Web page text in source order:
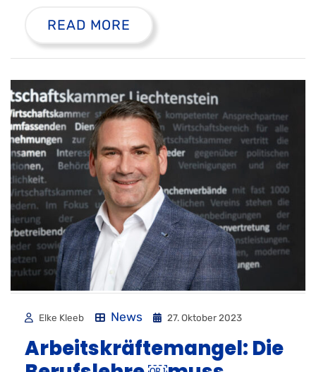
READ MORE
Elke Kleeb News 27. Oktober 2023
Arbeitskräftemangel: Die